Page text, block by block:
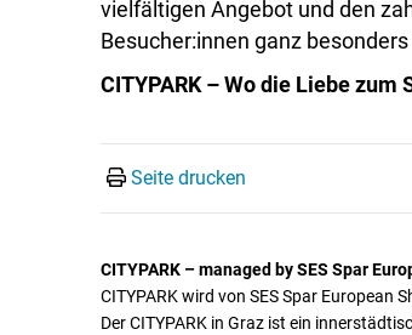
vielfältigen Angebot und den
Besucher:innen ganz
CITYPARK – Wo die Liebe
Seite drucken
CITYPARK – managed by SES Spar
CITYPARK wird von SES Spar European
Der CITYPARK in Graz ist ein